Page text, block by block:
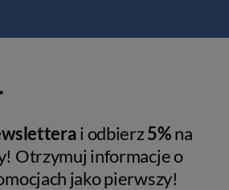
i odbierz5%na
Otrzymuj informacje o
jako pierwszy!